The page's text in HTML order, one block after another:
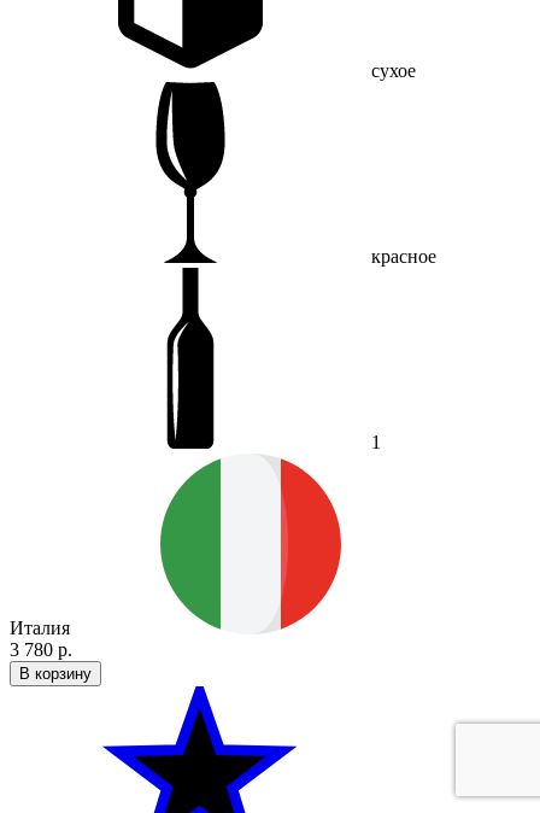
сухое
красное
1
Италия
3 780 р.
В корзину